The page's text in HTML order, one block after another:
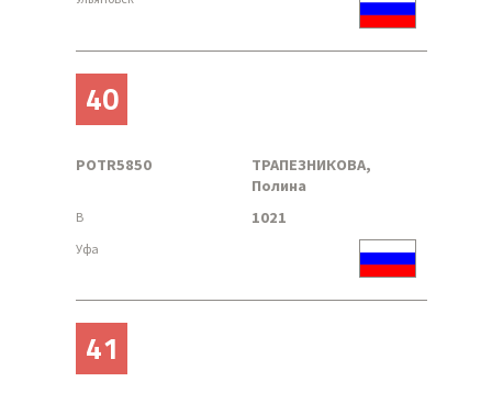
40
POTR5850
ТРАПЕЗНИКОВА,
Полина
B 1021
Уфа
41